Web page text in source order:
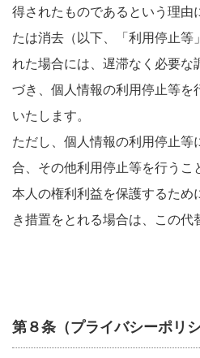
得されたものであるという理由
たは消去（以下、「利用停止等
れた場合には、遅滞なく必要な
づき、個人情報の利用停止等を
いたします。
ただし、個人情報の利用停止等
合、その他利用停止等を行うこ
本人の権利利益を保護するため
き措置をとれる場合は、この代
第８条（プライバシーポリシ